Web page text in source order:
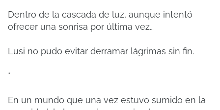
Dentro de la cascada de luz, aunque intentó
ofrecer una sonrisa por última vez…
Lusi no pudo evitar derramar lágrimas sin fin.
*
En un mundo que una vez estuvo sumido en la